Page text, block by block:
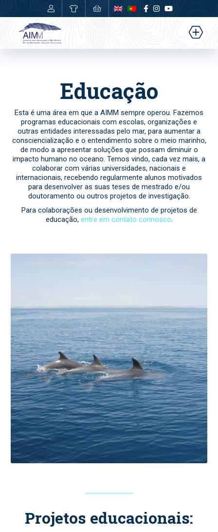
Educação
Esta é uma área em que a AIMM sempre operou. Fazemos
programas educacionais com escolas, organizações e
outras entidades interessadas pelo mar, para aumentar a
consciencialização e o entendimento sobre o meio marinho,
de modo a apresentar soluções que possam diminuir o
impacto humano no oceano. Temos vindo, cada vez mais, a
colaborar com várias universidades, nacionais e
internacionais, recebendo regularmente alunos motivados
para desenvolver as suas teses de mestrado e/ou
doutoramento ou outros projetos de investigação.
Para colaborações ou desenvolvimento de projetos de
educação, entre em contato connosco.
Projetos educacionais: